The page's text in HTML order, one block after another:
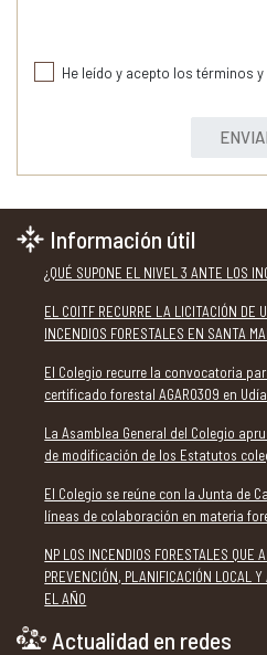
He leído y acepto los términos
Información útil
¿QUÉ SUPONE EL NIVEL 3 ANTE LOS
EL COITF RECURRE LA LICITACIÓN DE
INCENDIOS FORESTALES EN SANTA
El Colegio recurre la convocatoria
certificado forestal AGAR0309 en
La Asamblea General del Colegio
de modificación de los Estatutos
El Colegio se reúne con la Junta de
líneas de colaboración en materia
NP LOS INCENDIOS FORESTALES QUE
PREVENCIÓN, PLANIFICACIÓN LOCAL Y
EL AÑO
Actualidad en redes